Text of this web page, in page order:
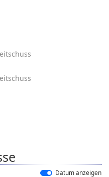
Datum anzeigen